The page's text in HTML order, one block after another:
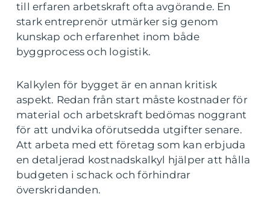
till erfaren arbetskraft ofta avgörande. En
stark entreprenör utmärker sig genom
kunskap och erfarenhet inom både
byggprocess och logistik.
Kalkylen för bygget är en annan kritisk
aspekt. Redan från start måste kostnader för
material och arbetskraft bedömas noggrant
för att undvika oförutsedda utgifter senare.
Att arbeta med ett företag som kan erbjuda
en detaljerad kostnadskalkyl hjälper att hålla
budgeten i schack och förhindrar
överskridanden.